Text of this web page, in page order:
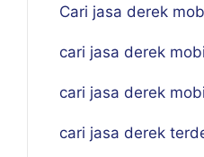
Cari jasa derek
cari jasa derek
cari jasa derek
cari jasa derek